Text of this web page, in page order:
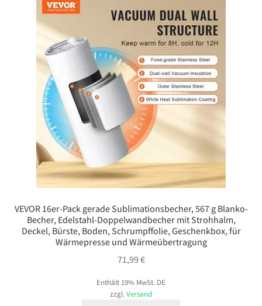
VEVOR 16er-Pack gerade Sublimationsbecher, 567 g Blanko-
Becher, Edelstahl-Doppelwandbecher mit Strohhalm,
Deckel, Bürste, Boden, Schrumpffolie, Geschenkbox, für
Wärmepresse und Wärmeübertragung
71,99 €
Enthält 19% MwSt. DE
zzgl.Versand